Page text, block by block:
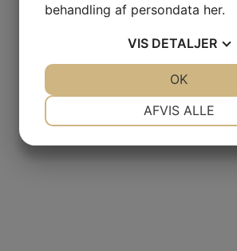
behandling af persondata her.
VIS DETALJER
AFVIS ALLE
OK